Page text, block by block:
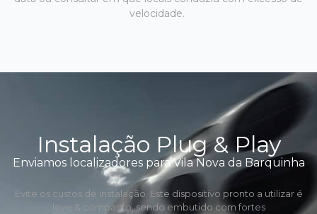
velocidade.
Instalação Plug & Play
Enviamos localizadores para Vila Nova da Barquinha
Evite os custos de instalação. Este dispositivo pronto a utilizar é
leve & compacto, sendo embutido com fortes